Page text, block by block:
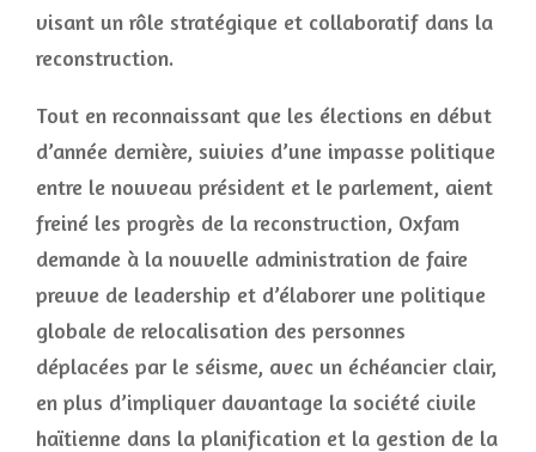
visant un rôle stratégique et collaboratif dans la
reconstruction.
Tout en reconnaissant que les élections en début
d’année dernière, suivies d’une impasse politique
entre le nouveau président et le parlement, aient
freiné les progrès de la reconstruction, Oxfam
demande à la nouvelle administration de faire
preuve de leadership et d’élaborer une politique
globale de relocalisation des personnes
déplacées par le séisme, avec un échéancier clair,
en plus d’impliquer davantage la société civile
haïtienne dans la planification et la gestion de la